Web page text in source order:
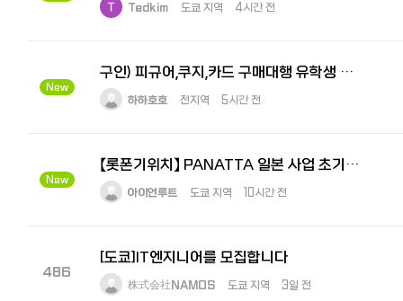
Tedkim 도쿄 지역 4시간 전
New
구인) 피규어,쿠지,카드 구매대행 유학생 아르바이트생 모집
하하호호 전지역 5시간 전
New
【롯폰기위치】 PANATTA 일본 사업 초기 멤버 채용
아이언루트 도쿄 지역 10시간 전
486
[도쿄]IT엔지니어를 모집합니다
株式会社NAMOS 도쿄 지역 3일 전